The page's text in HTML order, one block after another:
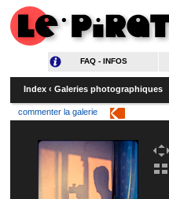
FAQ - INFOS
Index ‹ Galeries photographiques
commenter la galerie